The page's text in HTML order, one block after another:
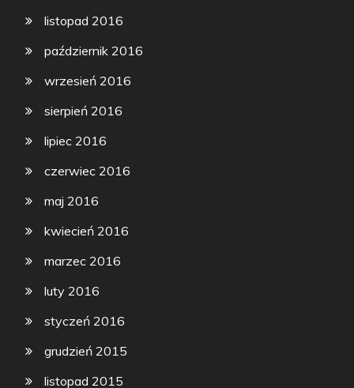
listopad 2016
październik 2016
wrzesień 2016
sierpień 2016
lipiec 2016
czerwiec 2016
maj 2016
kwiecień 2016
marzec 2016
luty 2016
styczeń 2016
grudzień 2015
listopad 2015